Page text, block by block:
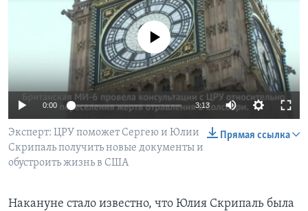
Learning English
СОЦИАЛЬНЫЕ СЕТИ
Языки
No media source currently available
0:00 3:13
Прямая ссылка
Эксперт: ЦРУ поможет Сергею и Юлии
Скрипаль получить новые документы и
обустроить жизнь в США
Накануне стало известно, что Юлия Скрипаль была